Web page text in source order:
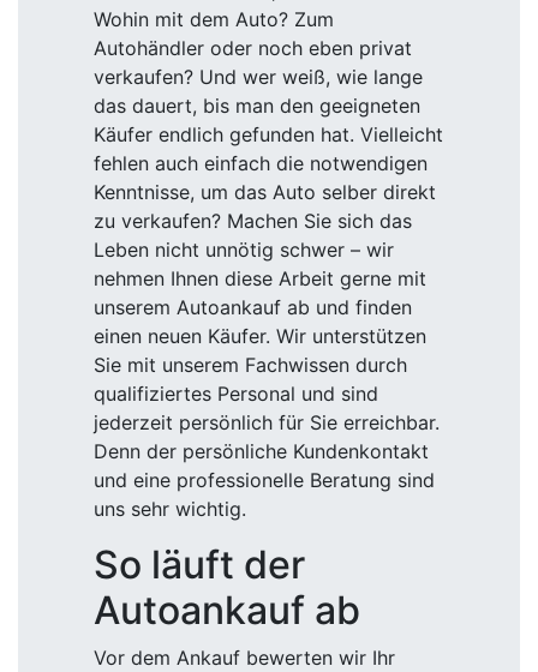
Wohin mit dem Auto? Zum
Autohändler oder noch eben privat
verkaufen? Und wer weiß, wie lange
das dauert, bis man den geeigneten
Käufer endlich gefunden hat. Vielleicht
fehlen auch einfach die notwendigen
Kenntnisse, um das Auto selber direkt
zu verkaufen? Machen Sie sich das
Leben nicht unnötig schwer – wir
nehmen Ihnen diese Arbeit gerne mit
unserem Autoankauf ab und finden
einen neuen Käufer. Wir unterstützen
Sie mit unserem Fachwissen durch
qualifiziertes Personal und sind
jederzeit persönlich für Sie erreichbar.
Denn der persönliche Kundenkontakt
und eine professionelle Beratung sind
uns sehr wichtig.
So läuft der
Autoankauf ab
Vor dem Ankauf bewerten wir Ihr